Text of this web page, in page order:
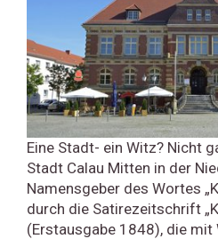
Eine Stadt- ein Witz? Nicht
Stadt Calau Mitten in der
Namensgeber des Wortes
durch die Satirezeitschrift
(Erstausgabe 1848), die